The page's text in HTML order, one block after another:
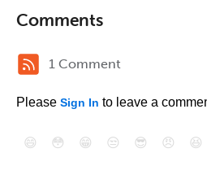
Comments
1 Comment
Please Sign In to leave a
😄 😳 😁 😒 😎 😠 😆